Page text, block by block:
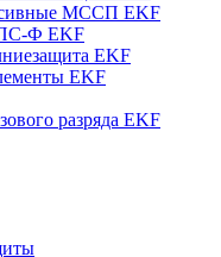
МССП EKF
Ф EKF
EKF
EKF
разряда EKF